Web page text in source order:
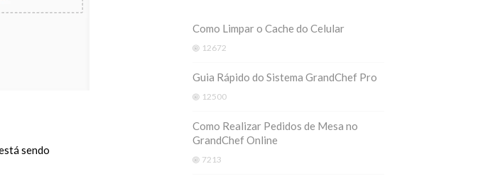
sendo
Como Limpar o Cache do Celular
12672
Guia Rápido do Sistema GrandChef Pro
12500
Como Realizar Pedidos de Mesa no
GrandChef Online
7213